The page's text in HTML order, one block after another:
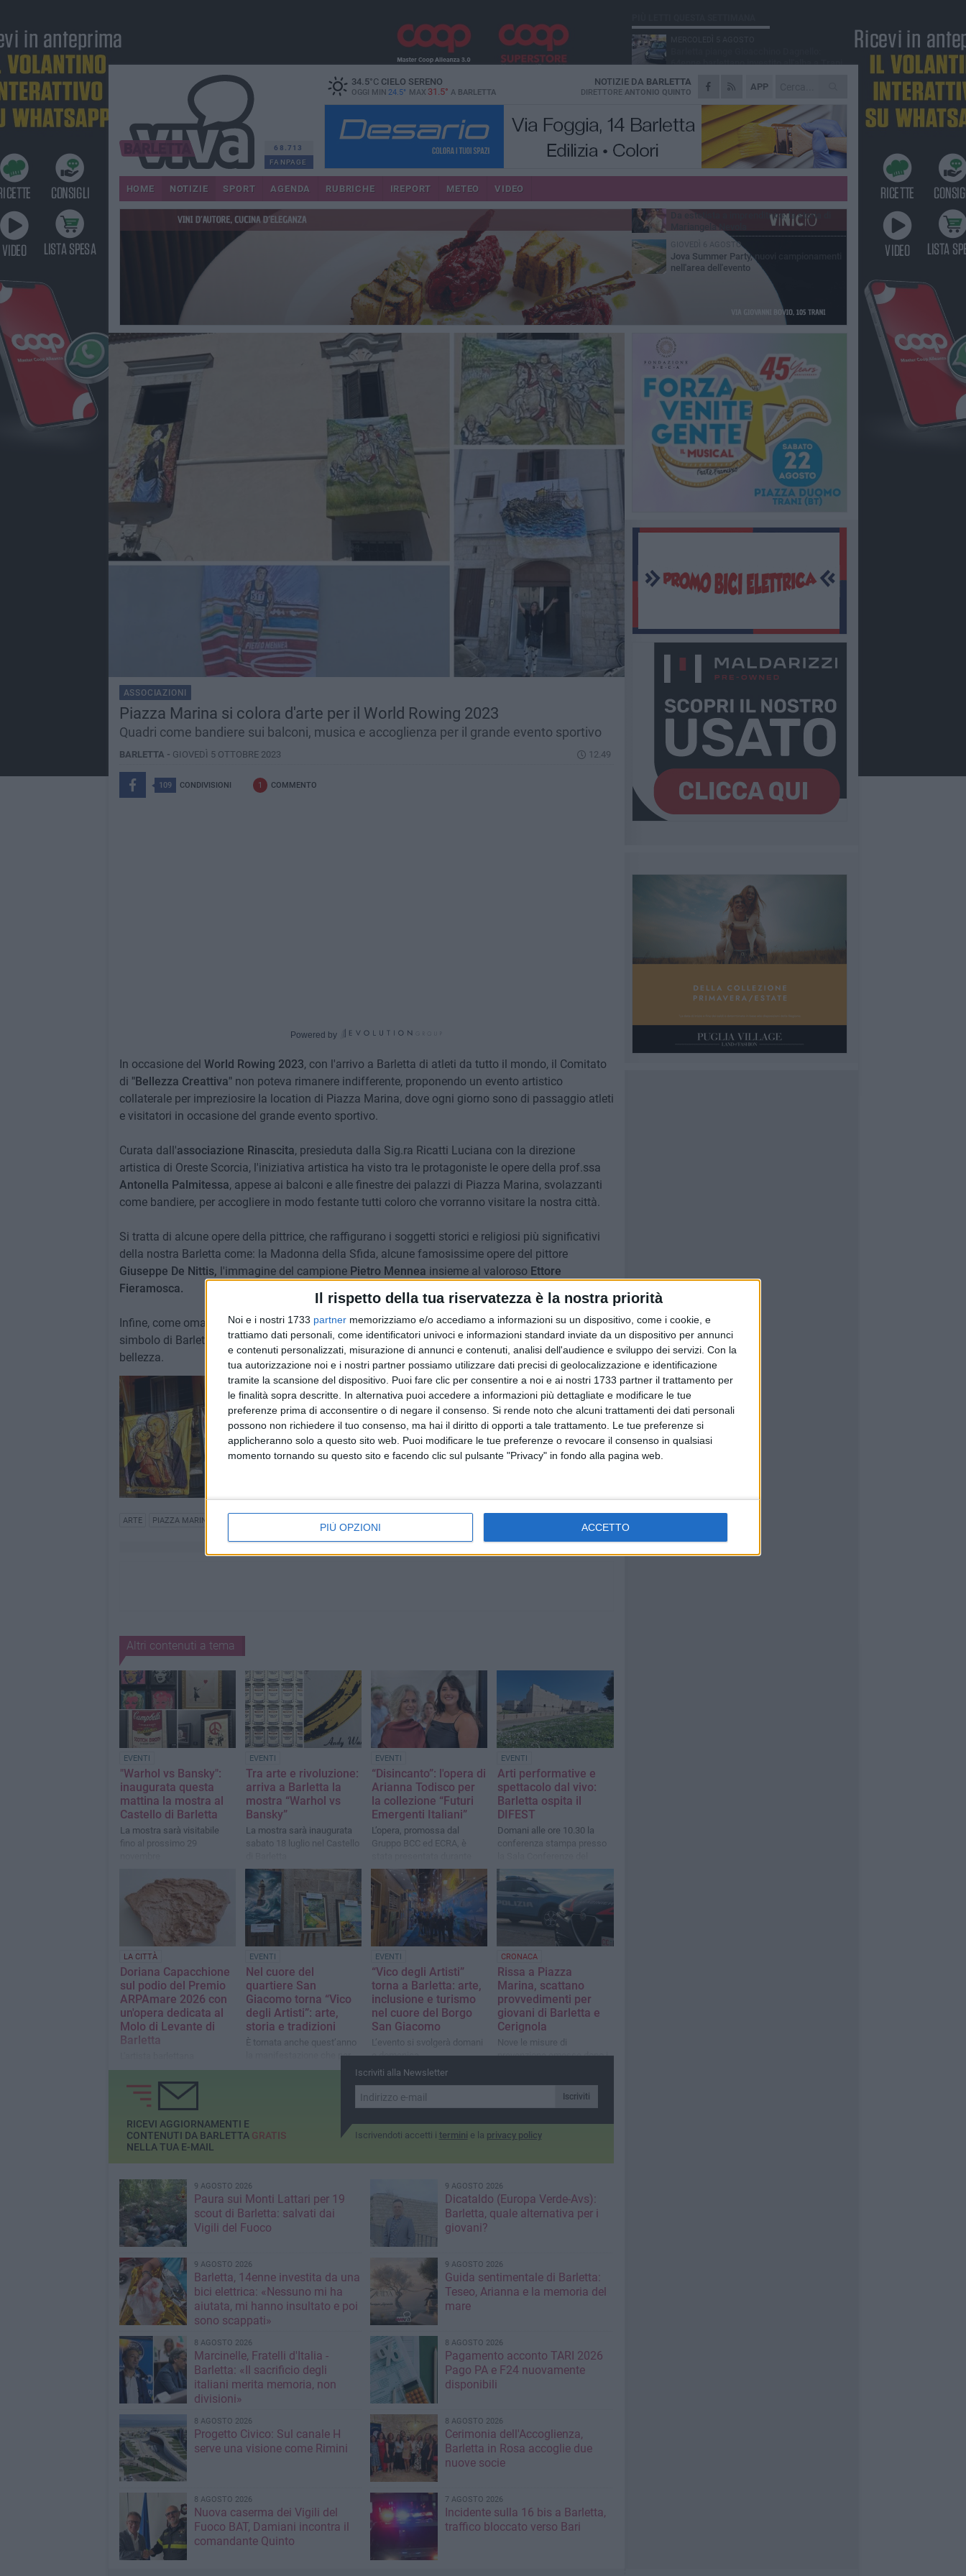
Il rispetto della tua riservatezza è la nostra priorità
Noi e i nostri 1733 partner memorizziamo e/o accediamo a informazioni su un dispositivo, come i cookie, e
trattiamo dati personali, come identificatori univoci e informazioni standard inviate da un dispositivo per annunci
e contenuti personalizzati, misurazione di annunci e contenuti, analisi dell'audience e sviluppo dei servizi. Con la
tua autorizzazione noi e i nostri partner possiamo utilizzare dati precisi di geolocalizzazione e identificazione
tramite la scansione del dispositivo. Puoi fare clic per consentire a noi e ai nostri 1733 partner il trattamento per
le finalità sopra descritte. In alternativa puoi accedere a informazioni più dettagliate e modificare le tue
preferenze prima di acconsentire o di negare il consenso. Si rende noto che alcuni trattamenti dei dati personali
possono non richiedere il tuo consenso, ma hai il diritto di opporti a tale trattamento. Le tue preferenze si
applicheranno solo a questo sito web. Puoi modificare le tue preferenze o revocare il consenso in qualsiasi
momento tornando su questo sito e facendo clic sul pulsante "Privacy" in fondo alla pagina web.
PIÙ OPZIONI ACCETTO
68.713
FANPAGE
34.5°CCIELO SERENO
OGGI MIN 24.5° MAX 31.5° A BARLETTA
APP
NOTIZIE DA BARLETTA
DIRETTORE ANTONIO QUINTO
HOME NOTIZIE SPORT AGENDA RUBRICHE IREPORT METEO VIDEO
ASSOCIAZIONI
Piazza Marina si colora d'arte per il World Rowing 2023
Quadri come bandiere sui balconi, musica e accoglienza per il grande evento sportivo
BARLETTA - GIOVEDÌ 5 OTTOBRE 2023 12.49
109 CONDIVISIONI 1 COMMENTO
Powered by
In occasione del World Rowing 2023, con l'arrivo a Barletta di atleti da tutto il mondo, il Comitato
di "Bellezza Creattiva" non poteva rimanere indifferente, proponendo un evento artistico
collaterale per impreziosire la location di Piazza Marina, dove ogni giorno sono di passaggio atleti
e visitatori in occasione del grande evento sportivo.
Curata dall'associazione Rinascita, presieduta dalla Sig.ra Ricatti Luciana con la direzione
artistica di Oreste Scorcia, l'iniziativa artistica ha visto tra le protagoniste le opere della prof.ssa
Antonella Palmitessa, appese ai balconi e alle finestre dei palazzi di Piazza Marina, svolazzanti
come bandiere, per accogliere in modo festante tutti coloro che vorranno visitare la nostra città.
Si tratta di alcune opere della pittrice, che raffigurano i soggetti storici e religiosi più significativi
della nostra Barletta come: la Madonna della Sfida, alcune famosissime opere del pittore
Giuseppe De Nittis, l'immagine del campione Pietro Mennea insieme al valoroso Ettore
Fieramosca.
Infine, come omaggio al mare, protagonista di questo evento, non poteva mancare iltrabucco,
simbolo di Barletta come città marinara. Tutti emblemi di una città ricca di storia, risorse e di
bellezza.
ARTE PIAZZA MARINA
Altri contenuti a tema
EVENTI
"Warhol vs Bansky":
inaugurata questa
mattina la mostra al
Castello di Barletta
La mostra sarà visitabile
fino al prossimo 29
EVENTI
Tra arte e rivoluzione:
arriva a Barletta la
mostra “Warhol vs
Bansky”
La mostra sarà inaugurata
sabato 18 luglio nel Castello
EVENTI
“Disincanto”: l'opera di
Arianna Todisco per
la collezione “Futuri
Emergenti Italiani”
L’opera, promossa dal
Gruppo BCC ed ECRA, è
l’inaugurazione della filiale
di Barletta
EVENTI
Arti performative e
spettacolo dal vivo:
Barletta ospita il
DIFEST
Domani alle ore 10.30 la
conferenza stampa presso
Castello di Barletta
LA CITTÀ
Doriana Capacchione
sul podio del Premio
ARPAmare 2026 con
un'opera dedicata al
Molo di Levante di
Barletta
conquista il terzo posto per
il secondo anno
consecutivo con
41.323900°N 16.294968
EVENTI
Nel cuore del
quartiere San
Giacomo torna “Vico
degli Artisti”: arte,
storia e tradizioni
È tornata anche quest’anno
la manifestazione che per
due giorni ha animato Vico
EVENTI
“Vico degli Artisti”
torna a Barletta: arte,
inclusione e turismo
nel cuore del Borgo
San Giacomo
L’evento si svolgerà domani
e domenica
CRONACA
Rissa a Piazza
Marina, scattano
provvedimenti per
giovani di Barletta e
Cerignola
Nove le misure di
prevenzione emesse dopo i
Iscriviti alla Newsletter
Iscriviti
Iscrivendoti accetti i termini e la privacy policy
RICEVI AGGIORNAMENTI E
CONTENUTI DA BARLETTA GRATIS
NELLA TUA E-MAIL
9 AGOSTO 2026
Paura sui Monti Lattari per 19
scout di Barletta: salvati dai
Vigili del Fuoco
9 AGOSTO 2026
Dicataldo (Europa Verde-Avs):
Barletta, quale alternativa per i
giovani?
9 AGOSTO 2026
Barletta, 14enne investita da una
bici elettrica: «Nessuno mi ha
aiutata, mi hanno insultato e poi
sono scappati»
9 AGOSTO 2026
Guida sentimentale di Barletta:
Teseo, Arianna e la memoria del
mare
8 AGOSTO 2026
Marcinelle, Fratelli d'Italia -
Barletta: «Il sacrificio degli
italiani merita memoria, non
divisioni»
8 AGOSTO 2026
Pagamento acconto TARI 2026
Pago PA e F24 nuovamente
disponibili
8 AGOSTO 2026
Progetto Civico: Sul canale H
serve una visione come Rimini
8 AGOSTO 2026
Cerimonia dell'Accoglienza,
Barletta in Rosa accoglie due
nuove socie
8 AGOSTO 2026
Nuova caserma dei Vigili del
Fuoco BAT, Damiani incontra il
comandante Quinto
7 AGOSTO 2026
Incidente sulla 16 bis a Barletta,
traffico bloccato verso Bari
64enne barlettano investito all'alba a Trani
GIOVEDÌ 6 AGOSTO
Il ricordo di "Cecco", il benzinaio col
sorriso: «Contava i giorni che lo
separavano dalla pensione»
VENERDÌ 7 AGOSTO
Incidente sulla 16 bis a Barletta, traffico
bloccato verso Bari
MERCOLEDÌ 5 AGOSTO
Jova Summer Party, giovedì mattina
VENERDÌ 7 AGOSTO
Da estetista a imprenditrice: la storia di
GIOVEDÌ 6 AGOSTO
Jova Summer Party, nuovi campionamenti
nell'area dell'evento